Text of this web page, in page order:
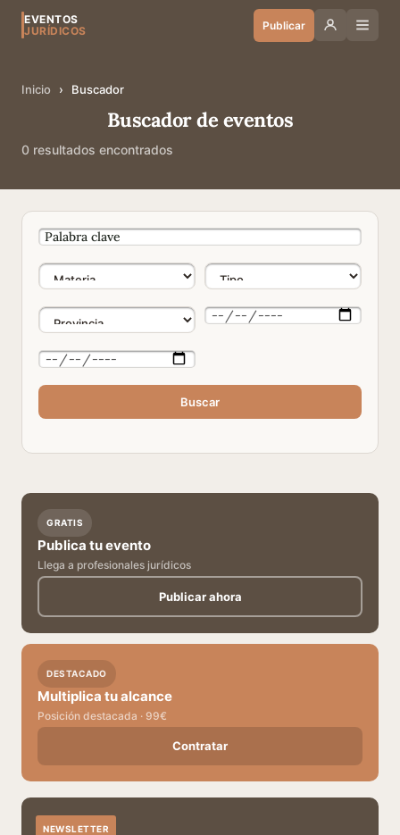
EVENTOS
JURÍDICOS
Publicar
Inicio › Buscador
Buscador de eventos
0 resultados encontrados
Buscar
GRATIS
Publica tu evento
Llega a profesionales jurídicos
Publicar ahora
DESTACADO
Multiplica tu alcance
Posición destacada · 99€
Contratar
NEWSLETTER